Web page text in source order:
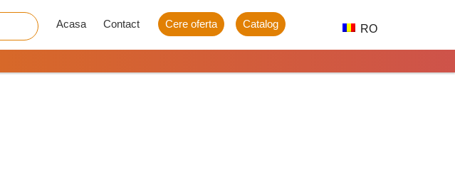
RO
Catalog
Cere oferta
Acasa Contact